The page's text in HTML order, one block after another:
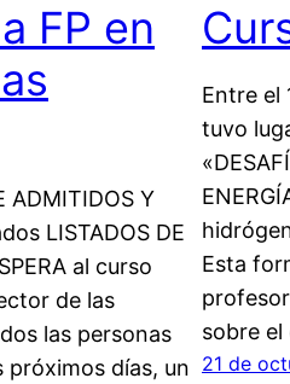
FP en
ADMITIDOS Y
LISTADOS DE
al curso
de las
las personas
próximos días, un
Entre el
tuvo
Esta
sobre
21 de